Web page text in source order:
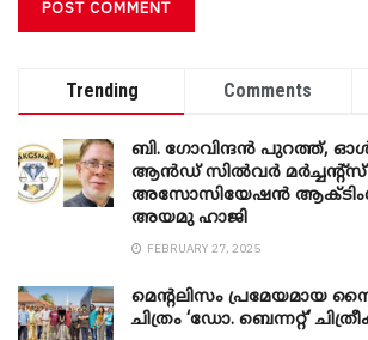
Trending Comments
ബി. ​ഗോവിന്ദൻ പുറത്ത്,
ആൻഡ് സിൽവർ മർച്ചന്റ്സ്
അസോസിയേഷൻ ആക്ടിംഗ്
അയമു ഹാജി
FEBRUARY 27, 2025
മെന്‍റലിസം പ്രമേയമായ
ചിത്രം ‘ഡോ. ബെന്നറ്റ്’